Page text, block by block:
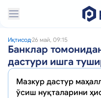
Иқтисод26 май, 09:15
Банклар
дастури ишга
Мазкур дастур
ўсиш нуқталарини